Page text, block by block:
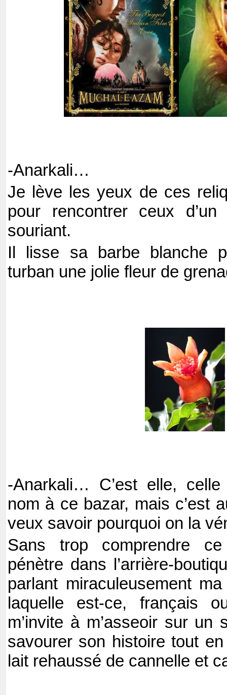
-Anarkali…
Je lève les yeux de ces
pour rencontrer ceux
souriant.
Il lisse sa barbe blanche
turban une jolie fleur de
-Anarkali… C’est elle,
nom à ce bazar, mais c’est
veux savoir pourquoi on la
Sans trop comprendre
pénètre dans l’arrière-
parlant miraculeusement ma
laquelle est-ce, français
m’invite à m’asseoir sur un
savourer son histoire tout
lait rehaussé de cannelle et